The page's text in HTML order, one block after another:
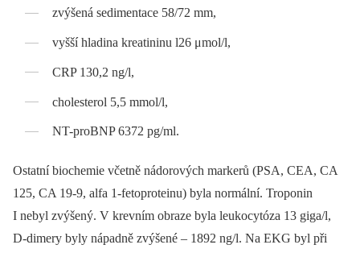
zvýšená sedimentace 58/72 mm,
vyšší hladina kreatininu l26 μmol/l,
CRP 130,2 ng/l,
cholesterol 5,5 mmol/l,
NT-proBNP 6372 pg/ml.
Ostatní biochemie včetně nádorových markerů (PSA, CEA, CA
125, CA 19-9, alfa 1-fetoproteinu) byla normální. Troponin
I nebyl zvýšený. V krevním obraze byla leukocytóza 13 giga/l,
D-dimery byly nápadně zvýšené –⁠ 1892 ng/l. Na EKG byl při